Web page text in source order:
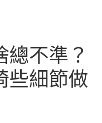
總不準？
些細節做